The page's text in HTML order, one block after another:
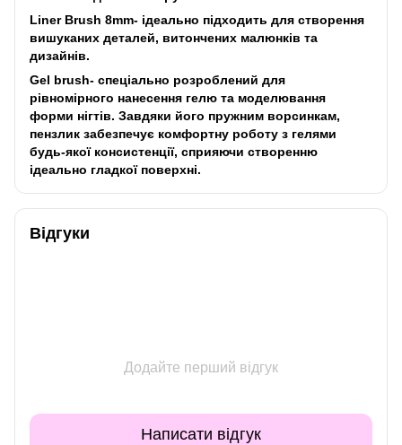
Liner Brush 8mm- ідеально підходить для створення
вишуканих деталей, витончених малюнків та
дизайнів.
Gel brush- cпеціально розроблений для
рівномірного нанесення гелю та моделювання
форми нігтів. Завдяки його пружним ворсинкам,
пензлик забезпечує комфортну роботу з гелями
будь-якої консистенції, сприяючи створенню
ідеально гладкої поверхні.
Відгуки
Додайте перший відгук
Написати відгук